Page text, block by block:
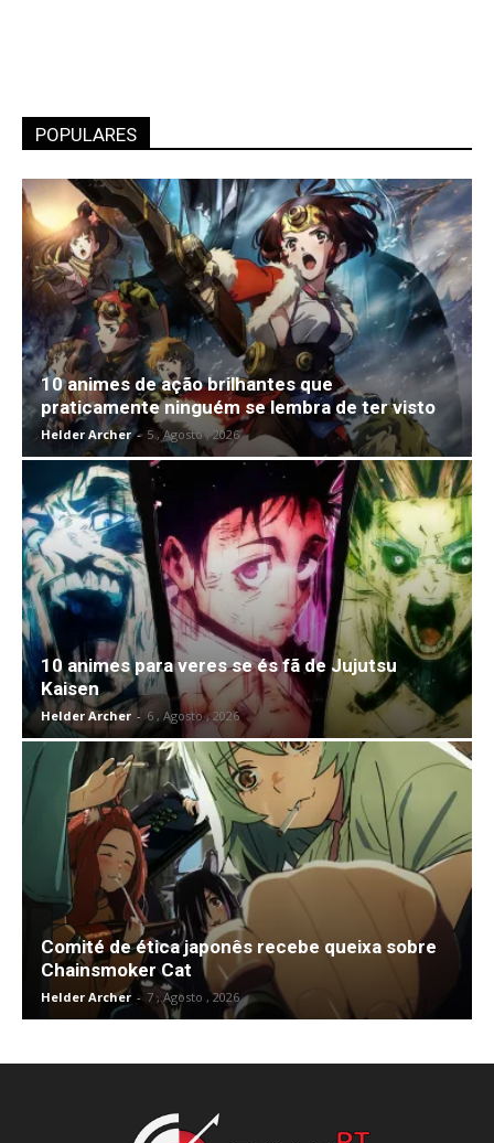
POPULARES
10 animes de ação brilhantes que
praticamente ninguém se lembra de ter visto
Helder Archer - 5 , Agosto , 2026
10 animes para veres se és fã de Jujutsu
Kaisen
Helder Archer - 6 , Agosto , 2026
Comité de ética japonês recebe queixa sobre
Chainsmoker Cat
Helder Archer - 7 , Agosto , 2026